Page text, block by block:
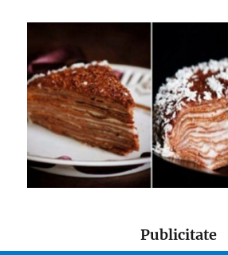
Publicitate